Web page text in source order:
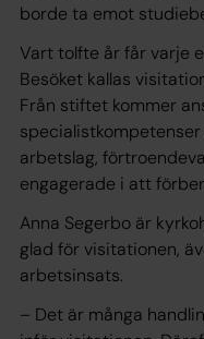
borde ta emot
Vart tolfte år får varje
Besöket kallas
Från stiftet kommer
arbetslag,
engagerade i att
Anna Segerbo är
glad för visitationen,
arbetsinsats.
– Det är många